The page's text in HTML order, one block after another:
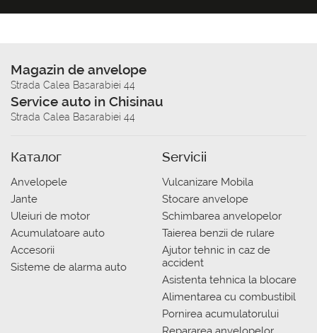
Magazin de anvelope
Strada Calea Basarabiei 44
Service auto in Chisinau
Strada Calea Basarabiei 44
Каталог
Anvelopele
Jante
Uleiuri de motor
Acumulatoare auto
Accesorii
Sisteme de alarma auto
Servicii
Vulcanizare Mobila
Stocare anvelope
Schimbarea anvelopelor
Taierea benzii de rulare
Ajutor tehnic in caz de
accident
Asistenta tehnica la blocare
Alimentarea cu combustibil
Pornirea acumulatorului